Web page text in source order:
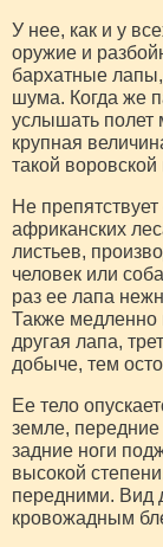
У нее, как и у
оружие и
бархатные лапы,
шума. Когда же
услышать полет
крупная
такой воровской
Не
африканских
листьев,
человек или
раз ее лапа
Также медленно
другая лапа,
добыче, тем
Ее тело
земле, передние
задние ноги
высокой
передними. Вид
кровожадным